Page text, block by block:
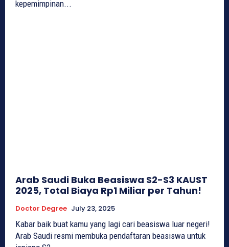
kepemimpinan...
Arab Saudi Buka Beasiswa S2-S3 KAUST
2025, Total Biaya Rp1 Miliar per Tahun!
Doctor Degree July 23, 2025
Kabar baik buat kamu yang lagi cari beasiswa luar negeri!
Arab Saudi resmi membuka pendaftaran beasiswa untuk